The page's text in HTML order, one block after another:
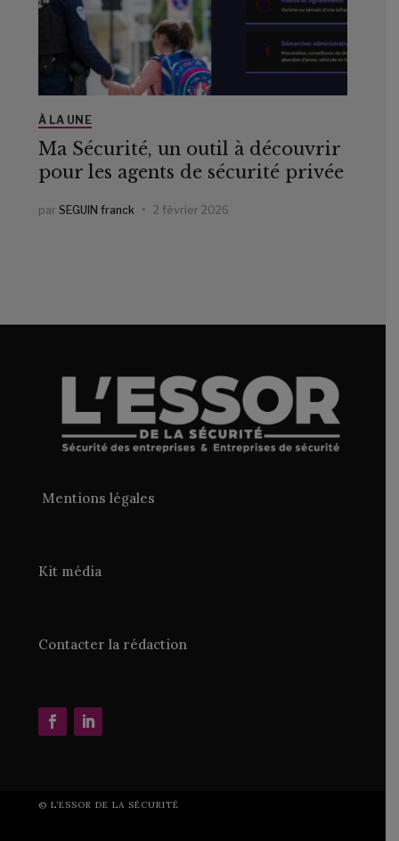
À LA UNE
Ma Sécurité, un outil à découvrir
pour les agents de sécurité privée
par SEGUIN franck 2 février 2026
Mentions légales
Kit média
Contacter la rédaction
©L’ESSOR DE LA SÉCURITÉ